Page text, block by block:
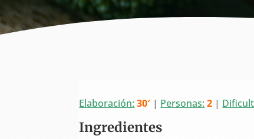
Elaboración: 30′ | Personas: 2 |
Ingredientes